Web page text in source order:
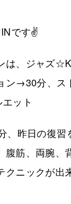
です✌️
は、ジャズ
ン→30分、ス
ット
昨日の復習
腹筋、両腕、
クニックが